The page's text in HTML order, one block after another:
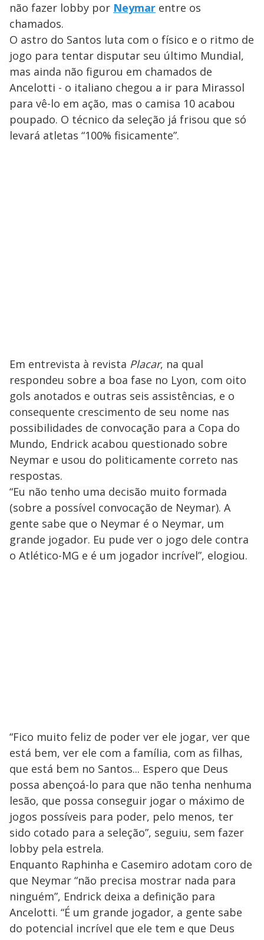
não fazer lobby por Neymar entre os
chamados.
O astro do Santos luta com o físico e o ritmo de
jogo para tentar disputar seu último Mundial,
mas ainda não figurou em chamados de
Ancelotti - o italiano chegou a ir para Mirassol
para vê-lo em ação, mas o camisa 10 acabou
poupado. O técnico da seleção já frisou que só
levará atletas “100% fisicamente”.
Em entrevista à revista Placar, na qual
respondeu sobre a boa fase no Lyon, com oito
gols anotados e outras seis assistências, e o
consequente crescimento de seu nome nas
possibilidades de convocação para a Copa do
Mundo, Endrick acabou questionado sobre
Neymar e usou do politicamente correto nas
respostas.
“Eu não tenho uma decisão muito formada
(sobre a possível convocação de Neymar). A
gente sabe que o Neymar é o Neymar, um
grande jogador. Eu pude ver o jogo dele contra
o Atlético-MG e é um jogador incrível”, elogiou.
“Fico muito feliz de poder ver ele jogar, ver que
está bem, ver ele com a família, com as filhas,
que está bem no Santos... Espero que Deus
possa abençoá-lo para que não tenha nenhuma
lesão, que possa conseguir jogar o máximo de
jogos possíveis para poder, pelo menos, ter
sido cotado para a seleção”, seguiu, sem fazer
lobby pela estrela.
Enquanto Raphinha e Casemiro adotam coro de
que Neymar “não precisa mostrar nada para
ninguém”, Endrick deixa a definição para
Ancelotti. “É um grande jogador, a gente sabe
do potencial incrível que ele tem e que Deus